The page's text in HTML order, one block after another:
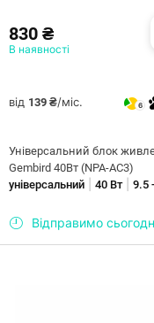
830 ₴
В наявності
від 139 ₴/міс. 6
Універсальний блок
Gembird 40Вт (NPA-AC3)
універсальний
40 Вт| 9.5
Відправимо